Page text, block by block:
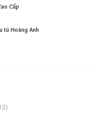
Cấp
tú Hoàng Anh